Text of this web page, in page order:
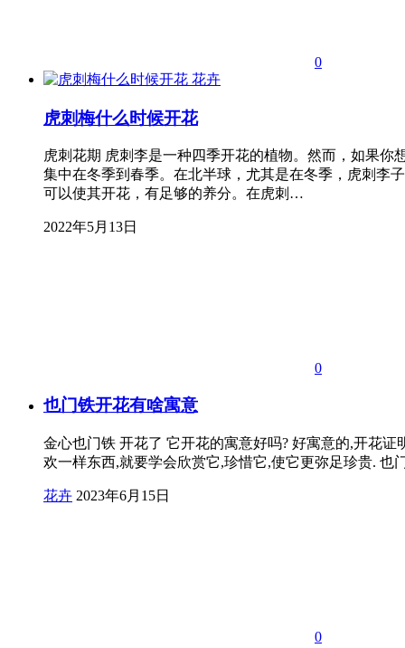
0
花卉
虎刺梅什么时候开花
虎刺花期 虎刺李是一种四季开花的植物。然而，如果
集中在冬季到春季。在北半球，尤其是在冬季，虎刺李
可以使其开花，有足够的养分。在虎刺…
2022年5月13日
0
也门铁开花有啥寓意
金心也门铁 开花了 它开花的寓意好吗? 好寓意的,开花
欢一样东西,就要学会欣赏它,珍惜它,使它更弥足珍贵.
花卉 2023年6月15日
0